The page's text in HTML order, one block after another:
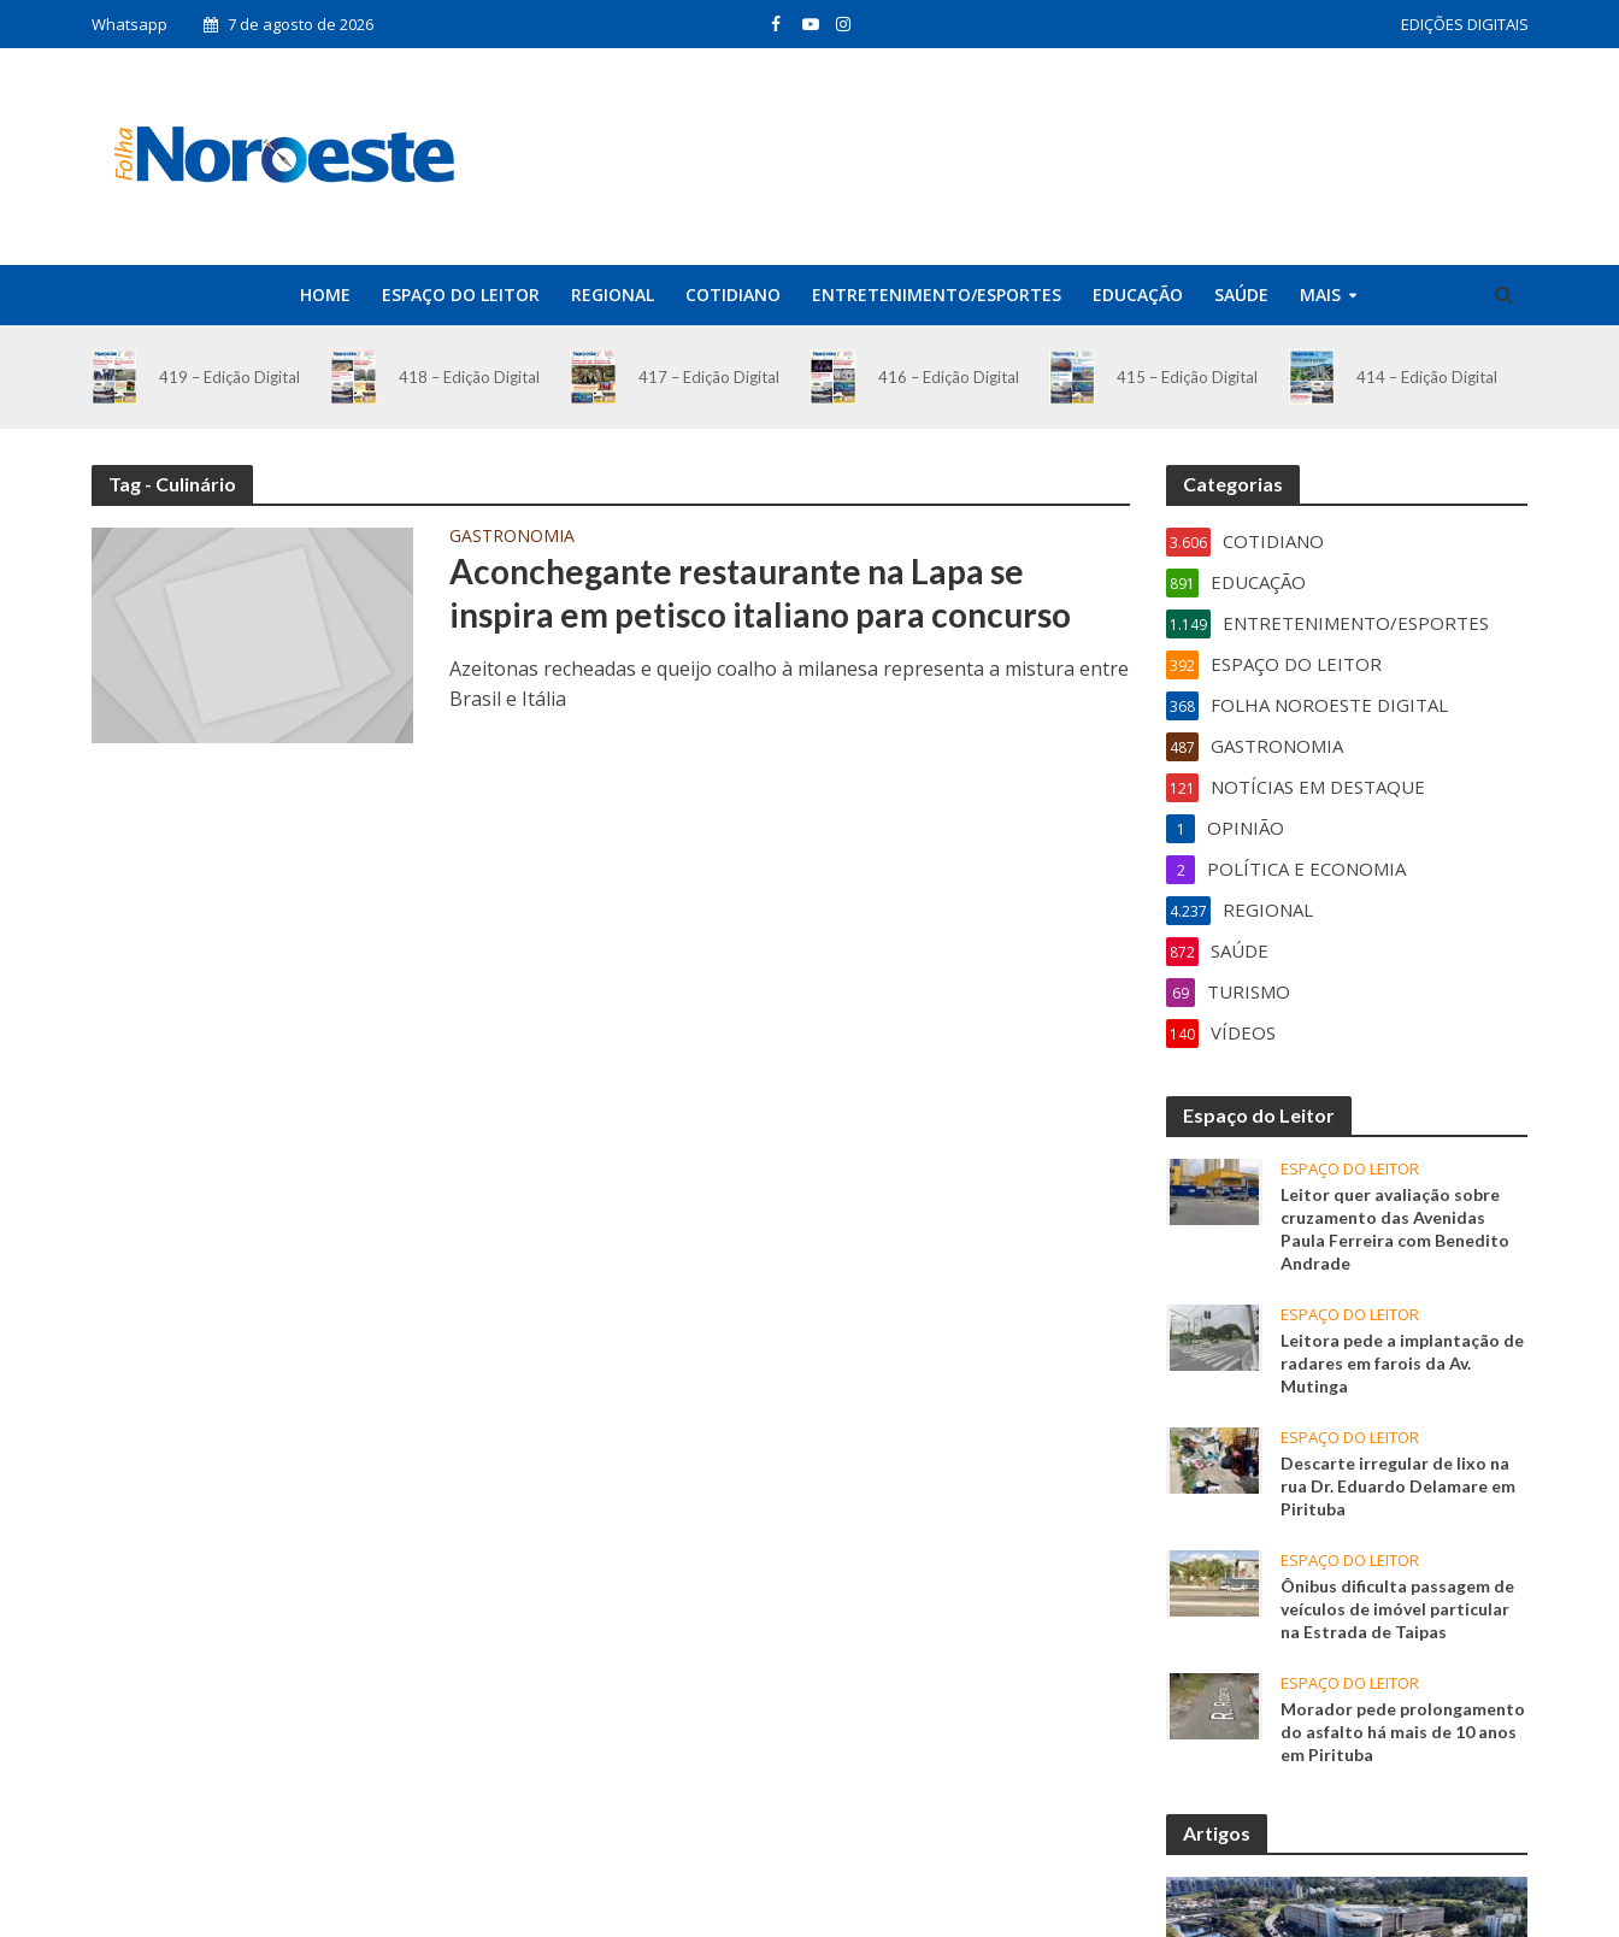
Whatsapp 7 de agosto de 2026 EDIÇÕES DIGITAIS
HOME ESPAÇO DO LEITOR REGIONAL COTIDIANO ENTRETENIMENTO/ESPORTES EDUCAÇÃO SAÚDE MAIS
419 – Edição Digital 418 – Edição Digital 417 – Edição Digital 416 – Edição Digital 415 – Edição Digital 414 – Edição Digital
Tag - Culinário
GASTRONOMIA
Aconchegante restaurante na Lapa se
inspira em petisco italiano para concurso
Azeitonas recheadas e queijo coalho à milanesa representa a mistura entre
Brasil e Itália
Categorias
COTIDIANO
3.606
EDUCAÇÃO
891
ENTRETENIMENTO/ESPORTES
1.149
ESPAÇO DO LEITOR
392
FOLHA NOROESTE DIGITAL
368
GASTRONOMIA
487
NOTÍCIAS EM DESTAQUE
121
OPINIÃO
1
POLÍTICA E ECONOMIA
2
REGIONAL
4.237
SAÚDE
872
TURISMO
69
VÍDEOS
140
Espaço do Leitor
ESPAÇO DO LEITOR
Leitor quer avaliação sobre
cruzamento das Avenidas
Paula Ferreira com Benedito
Andrade
ESPAÇO DO LEITOR
Leitora pede a implantação de
radares em farois da Av.
Mutinga
ESPAÇO DO LEITOR
Descarte irregular de lixo na
rua Dr. Eduardo Delamare em
Pirituba
ESPAÇO DO LEITOR
Ônibus dificulta passagem de
veículos de imóvel particular
na Estrada de Taipas
ESPAÇO DO LEITOR
Morador pede prolongamento
do asfalto há mais de 10 anos
em Pirituba
Artigos